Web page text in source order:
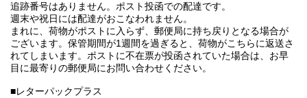
追跡番号はありません。ポスト投函での配達です。
週末や祝日には配達がおこなわれません。
まれに、荷物がポストに入らず、郵便局に持ち戻りとなる場合が
ございます。保管期間が1週間を過ぎると、荷物がこちらに返送さ
れてしまいます。ポストに不在票が投函されていた場合は、お早
目に最寄りの郵便局にお問い合わせください。
■レターパックプラス